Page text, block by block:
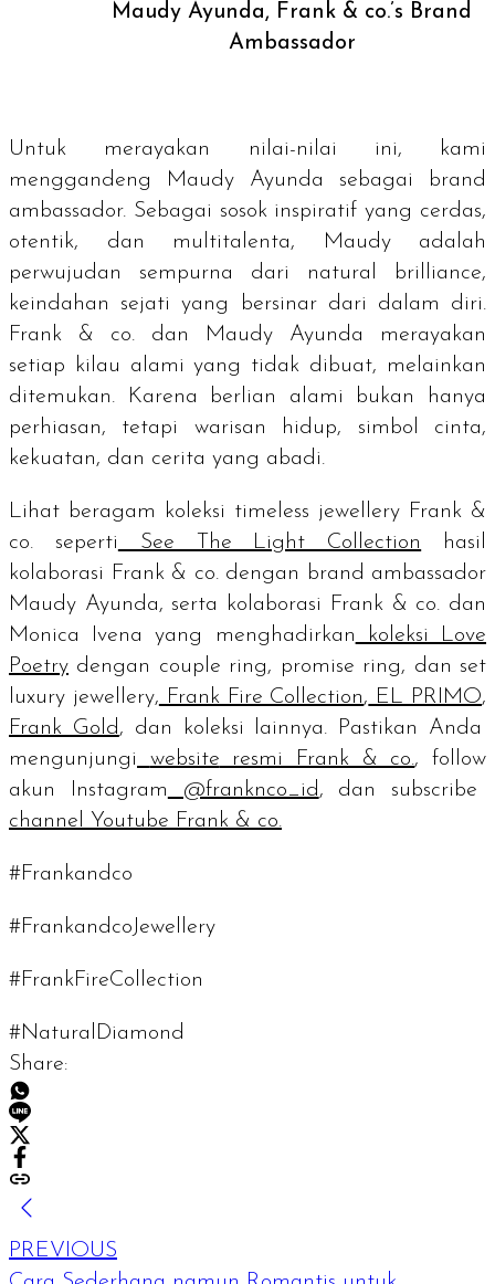
Maudy Ayunda, Frank & co.’s Brand
Ambassador
Untuk merayakan nilai-nilai ini, kami
menggandeng Maudy Ayunda sebagai brand
ambassador. Sebagai sosok inspiratif yang cerdas,
otentik, dan multitalenta, Maudy adalah
perwujudan sempurna dari natural brilliance,
keindahan sejati yang bersinar dari dalam diri.
Frank & co. dan Maudy Ayunda merayakan
setiap kilau alami yang tidak dibuat, melainkan
ditemukan. Karena berlian alami bukan hanya
perhiasan, tetapi warisan hidup, simbol cinta,
kekuatan, dan cerita yang abadi.
Lihat beragam koleksi timeless jewellery Frank &
co. seperti See The Light Collection
hasil
kolaborasi Frank & co. dengan brand ambassador
Maudy Ayunda, serta kolaborasi Frank & co. dan
Monica Ivena yang menghadirkan koleksi Love
Poetry dengan couple ring, promise ring, dan set
luxury jewellery, Frank Fire Collection, EL PRIMO,
Frank Gold, dan koleksi lainnya. Pastikan Anda
mengunjungi
website resmi Frank & co.,follow
akun Instagram @franknco_id, dan subscribe
channel Youtube Frank & co.
#Frankandco
#FrankandcoJewellery
#FrankFireCollection
#NaturalDiamond
Share:
PREVIOUS